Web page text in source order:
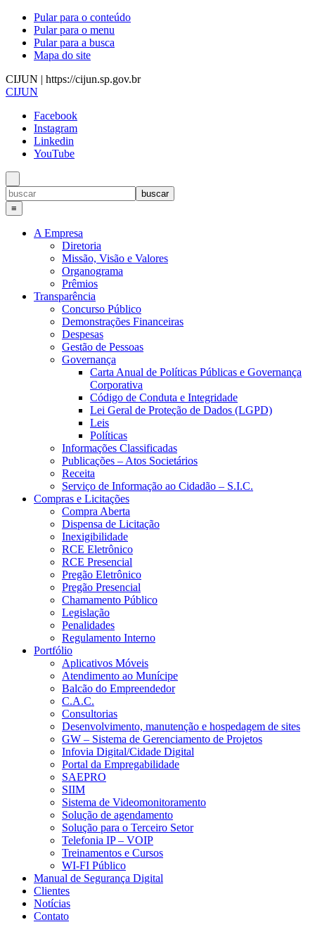
Pular para o conteúdo
Pular para o menu
Pular para a busca
Mapa do site
CIJUN | https://cijun.sp.gov.br
CIJUN
Facebook
Instagram
Linkedin
YouTube
≡
A Empresa
Diretoria
Missão, Visão e Valores
Organograma
Prêmios
Transparência
Concurso Público
Demonstrações Financeiras
Despesas
Gestão de Pessoas
Governança
Carta Anual de Políticas Públicas e Governança
Corporativa
Código de Conduta e Integridade
Lei Geral de Proteção de Dados (LGPD)
Leis
Políticas
Informações Classificadas
Publicações – Atos Societários
Receita
Serviço de Informação ao Cidadão – S.I.C.
Compras e Licitações
Compra Aberta
Dispensa de Licitação
Inexigibilidade
RCE Eletrônico
RCE Presencial
Pregão Eletrônico
Pregão Presencial
Chamamento Público
Legislação
Penalidades
Regulamento Interno
Portfólio
Aplicativos Móveis
Atendimento ao Munícipe
Balcão do Empreendedor
C.A.C.
Consultorias
Desenvolvimento, manutenção e hospedagem de sites
GW – Sistema de Gerenciamento de Projetos
Infovia Digital/Cidade Digital
Portal da Empregabilidade
SAEPRO
SIIM
Sistema de Videomonitoramento
Solução de agendamento
Solução para o Terceiro Setor
Telefonia IP – VOIP
Treinamentos e Cursos
WI-FI Público
Manual de Segurança Digital
Clientes
Notícias
Contato